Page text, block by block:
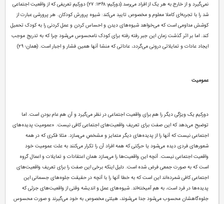
نمی‌گیرد و از خارج به هر یک از افراد می‌رسد.(دورکیم؛ ۱۳۶۸: ۲۷) دورکیم تعریفی که از واقعیت اجتماعی
شد را با تجربه‌ای کاملا معلوم و مخصوص تایید می‌کند: شیوه پرورش کودکان. هر پرورشی عبارت از
کوشش مداومی است که می‌خواهد شیوه‌های دیدن و احساس کردن و عمل کردنی را به کودک تحمیل
کند. اما بر اثر گذشت زمان این جبر رفته رفته برای کودک نامحسوس می‌شود چرا که به تدریج موجب
ایجاد عادات و تمایلاتی درونی می‌گردد، عاداتی که منشا آنها همین فشار و اجبار است. (همان؛ ۲۹)
عمومیت
دورکیم یک ویژگی دیگر را هم برای واقعیت اجتماعی در نظر می‌گیرد و آن هم عام بودن است. اما
توضیح می‌دهد که این صفت برای تعریف واقعیت‌های اجتماعی کافی نیست. «عمومیت پدیده‌های
اجتماعی نیست که آنها را از پدیده‌های دیگر متمایز و مشخص می‌سازد. مثلا فکری که در همه
شعورهای فردی دیده می‌شود یا حرکتی که همه افراد آن را تکرار می‌کنند به علت عمومیت خود
واقعیت اجتماعی نیست. آنچه این واقعیت‌ها را می‌سازد همان اعتقادات و تمایلات و اعمال گروه
است که به صورت جمعی فرض شده است. دلیل اینکه برخی این صفت را برای تعریف واقعیت‌های
اجتماعی کافی شمرده‌اند این است که به خطا آنها را با آنچه در حقیقت جلوه‌های جسمانی این
پدیده‌ها در فرد است، به هم آمیخته‌اند. شیوه‌های عمل و اندیشه وقتی از واقعیت‌های جزئی که
جلوه‌گاهشان محسوب می‌شود جدا می‌شوند، هیئتی مخصوص به خود می‌گیرند و صورت محسوس